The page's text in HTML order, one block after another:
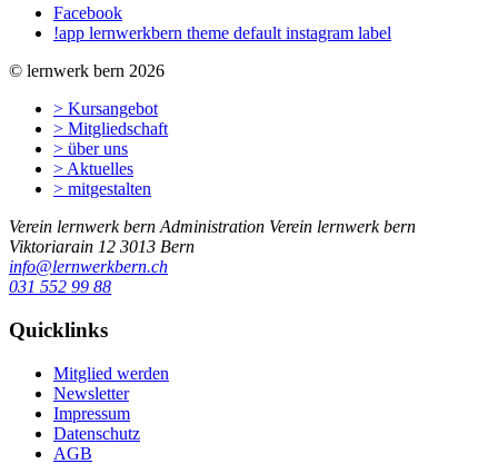
Facebook
!app lernwerkbern theme default instagram label
© lernwerk bern 2026
> Kursangebot
> Mitgliedschaft
> über uns
> Aktuelles
> mitgestalten
Verein lernwerk bern Administration Verein lernwerk bern
Viktoriarain 12 3013 Bern
info@lernwerkbern.ch
031 552 99 88
Quicklinks
Mitglied werden
Newsletter
Impressum
Datenschutz
AGB